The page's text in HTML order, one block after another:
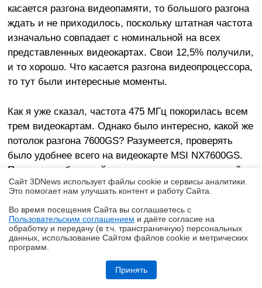
Обзор робота-газонокосилки Dreame Roboticmower A1 Pro 2000: когда
на дачу приезжаешь только отдыхать
касается разгона видеопамяти, то большого разгона
ждать и не приходилось, поскольку штатная частота
изначально совпадает с номинальной на всех
представленных видеокартах. Свои 12,5% получили,
и то хорошо. Что касается разгона видеопроцессора,
то тут были интересные моменты.
Как я уже сказал, частота 475 МГц покорилась всем
трем видеокартам. Однако было интересно, какой же
потолок разгона 7600GS? Разумеется, проверять
было удобнее всего на видеокарте MSI NX7600GS.
Потому, что большой радиатор да еще с тепловой
трубкой и медным сердечником способен очень
эффективно отводить тепло, а его рассеянием
займется мощный 120 мм кулер, работающий на
оборотах 2300 rpm. Однако даже при таких условиях
частота 500 МГц для GPU так и не покорилась, хотя
градус. Видимо, дальше способен помочь только
Сайт 3DNews использует файлы cookie и сервисы аналитики.
Это помогает нам улучшать контент и работу Cайта.
Во время посещения Cайта вы соглашаетесь с
Пользовательским соглашением и даёте согласие на
обработку и передачу (в т.ч. трансграничную) персональных
данных, использование Cайтом файлов cookie и метрических
программ.
Принять